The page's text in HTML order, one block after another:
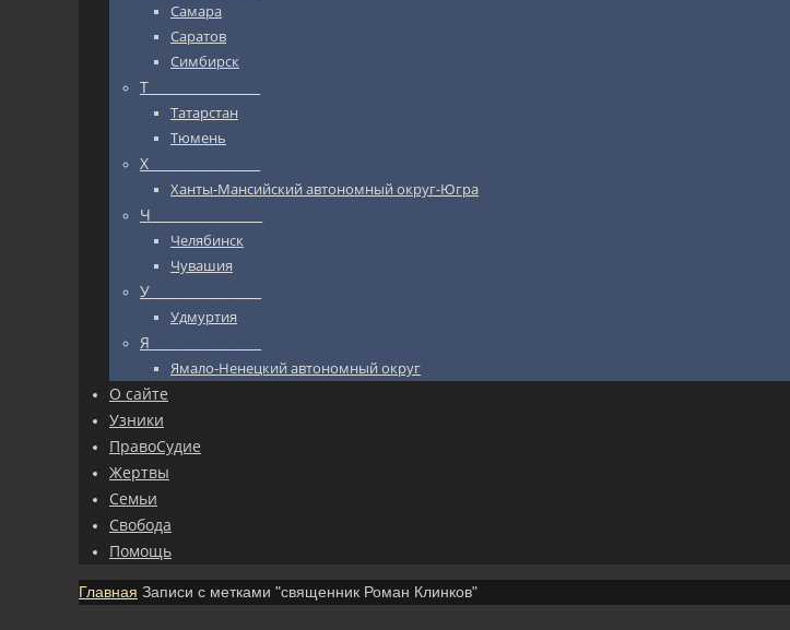
Самара
Саратов
Симбирск
Т_________________
Татарстан
Тюмень
Х_________________
Ханты-Мансийский автономный округ-Югра
Ч_________________
Челябинск
Чувашия
У_________________
Удмуртия
Я_________________
Ямало-Ненецкий автономный округ
О сайте
Узники
ПравоСудие
Жертвы
Семьи
Свобода
Помощь
Главная Записи с метками "священник Роман Клинков"